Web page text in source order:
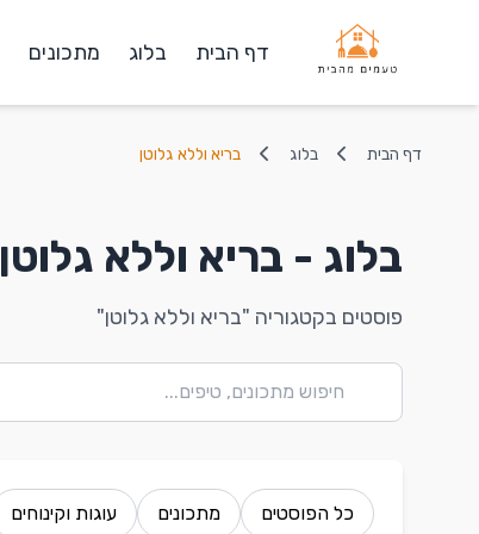
דף הבית בלוג מתכונים
דף הבית בלוג בריא וללא גלוטן
בלוג - בריא וללא גלוטן
פוסטים בקטגוריה "בריא וללא גלוטן"
כל הפוסטים מתכונים עוגות וקינוחים